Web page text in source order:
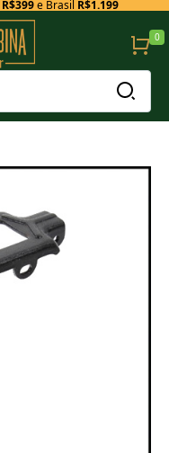
R$399e Brasil R$1.199
0